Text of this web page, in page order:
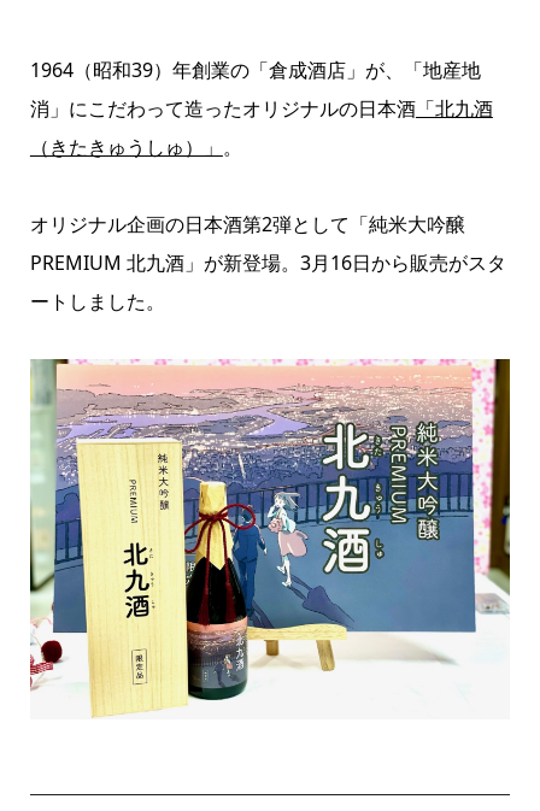
1964（昭和39）年創業の「倉成酒店」が、「地産地
消」にこだわって造ったオリジナルの日本酒「北九酒
（きたきゅうしゅ）」 。
オリジナル企画の日本酒第2弾として「純米大吟醸
PREMIUM 北九酒」が新登場。3月16日から販売がスタ
ートしました。